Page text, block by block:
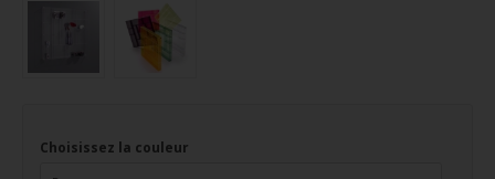
Choisissez la couleur